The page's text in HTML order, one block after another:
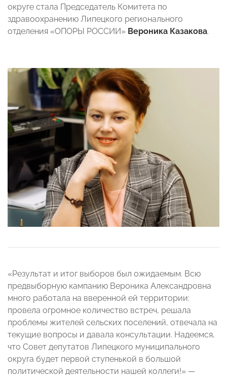
округе стала Председатель Комитета по
здравоохранению Липецкого регионального
отделения «ОПОРЫ РОССИИ» Вероника Казакова.
«Результат и итог выборов был ожидаемым. Всю
предвыборную кампанию Вероника Александровна
много работала на вверенной ей территории:
провела огромное количество встреч, решала
проблемы жителей сельских поселений, отвечала на
текущие вопросы и давала консультации. Надеемся,
что Совет депутатов Липецкого муниципального
округа будет первой ступенькой в большой
политической деятельности нашей коллеги!» —